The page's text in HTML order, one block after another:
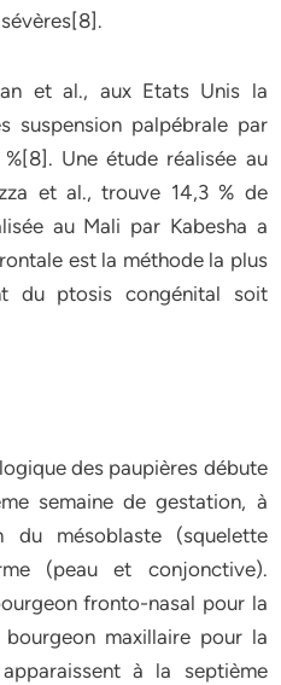
et al., aux Etats Unis la
suspension palpébrale par
Une étude réalisée au
et al., trouve 14,3 % de
au Mali par Kabesha a
est la méthode la plus
du ptosis congénital soit
des paupières débute
semaine de gestation, à
du mésoblaste (squelette
(peau et conjonctive).
fronto-nasal pour la
maxillaire pour la
à la septième